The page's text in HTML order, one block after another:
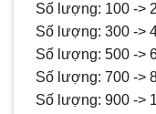
Số lượng: 100 ->
Số lượng: 300 ->
Số lượng: 500 ->
Số lượng: 700 ->
Số lượng: 900 ->